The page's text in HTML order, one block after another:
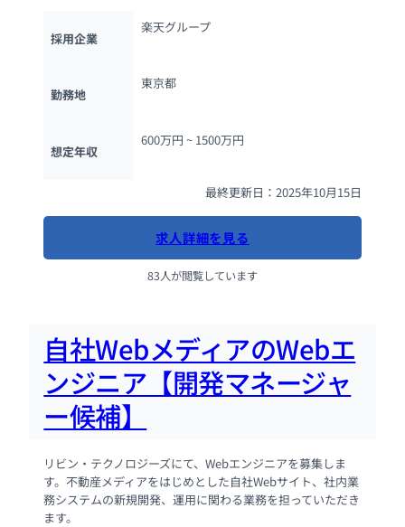
採用企業
楽天グループ
勤務地
東京都
想定年収
600万円 ~ 1500万円
最終更新日：2025年10月15日
求人詳細を見る
83人が閲覧しています
自社WebメディアのWebエ
ンジニア【開発マネージャ
ー候補】
リビン・テクノロジーズにて、Webエンジニアを募集しま
す。不動産メディアをはじめとした自社Webサイト、社内業
務システムの新規開発、運用に関わる業務を担っていただき
ます。